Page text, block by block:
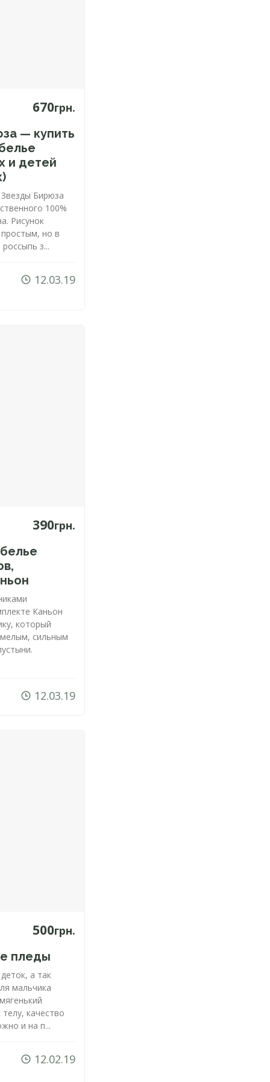
670грн.
— купить
и детей
Бирюза
100%
Рисунок
но в
з...
12.03.19
390грн.
Каньон
который
сильным
12.03.19
500грн.
пледы
а так
мальчика
качество
и на п...
12.02.19